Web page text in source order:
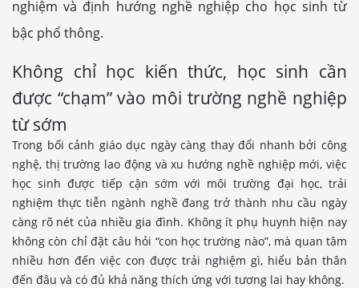
nghiệm và định hướng nghề nghiệp cho học sinh từ
bậc phổ thông.
Không chỉ học kiến thức, học sinh cần
được “chạm” vào môi trường nghề nghiệp
từ sớm
Trong bối cảnh giáo dục ngày càng thay đổi nhanh bởi công
nghệ, thị trường lao động và xu hướng nghề nghiệp mới, việc
học sinh được tiếp cận sớm với môi trường đại học, trải
nghiệm thực tiễn ngành nghề đang trở thành nhu cầu ngày
càng rõ nét của nhiều gia đình. Không ít phụ huynh hiện nay
không còn chỉ đặt câu hỏi “con học trường nào”, mà quan tâm
nhiều hơn đến việc con được trải nghiệm gì, hiểu bản thân
đến đâu và có đủ khả năng thích ứng với tương lai hay không.